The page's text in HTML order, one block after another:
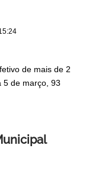
de mais de 2
5 de março, 93